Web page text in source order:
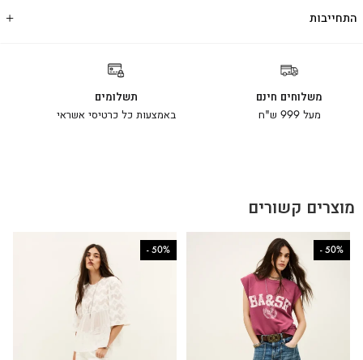
התחייבות
משלוחים חינם
מעל 999 ש"ח
תשלומים
באמצעות כל כרטיסי אשראי
מוצרים קשורים
50%
-
50%
-